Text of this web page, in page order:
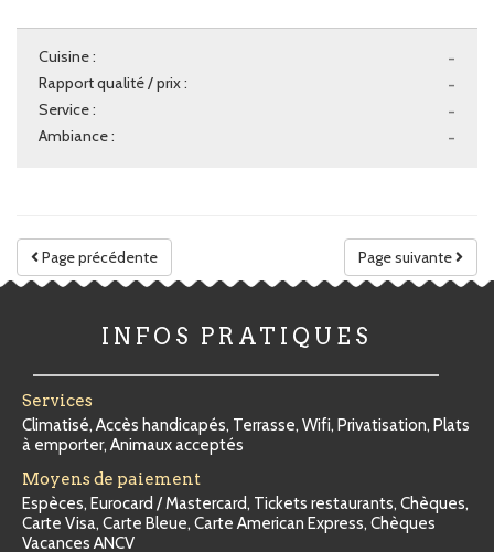
-
Cuisine :
-
Rapport qualité / prix :
-
Service :
-
Ambiance :
Page suivante
Page précédente
INFOS PRATIQUES
Services
Climatisé, Accès handicapés, Terrasse, Wifi, Privatisation, Plats
à emporter, Animaux acceptés
Moyens de paiement
Espèces, Eurocard / Mastercard, Tickets restaurants, Chèques,
Carte Visa, Carte Bleue, Carte American Express, Chèques
Vacances ANCV